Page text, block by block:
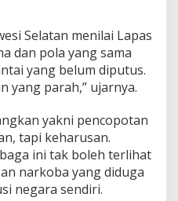
Selatan menilai Lapas
dan pola yang sama
yang belum diputus.
yang parah,” ujarnya.
yakni pencopotan
tapi keharusan.
ini tak boleh terlihat
narkoba yang diduga
negara sendiri.